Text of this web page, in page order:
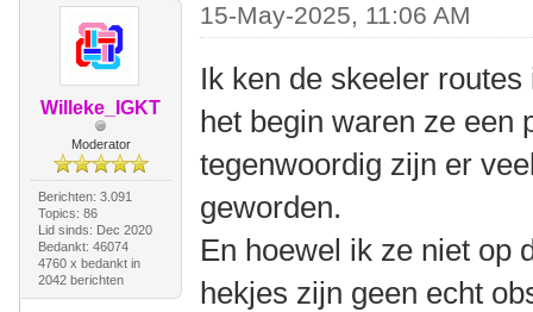
Willeke_IGKT
Moderator
Berichten: 3.091
Topics: 86
Lid sinds: Dec 2020
Bedankt: 46074
4760 x bedankt in
2042 berichten
15-May-2025, 11:06 AM
Ik ken de skeeler
het begin waren ze een
tegenwoordig zijn er
geworden.
En hoewel ik ze niet op
hekjes zijn geen echt